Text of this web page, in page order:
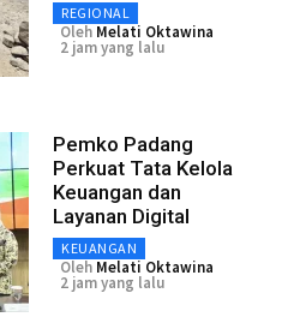
REGIONAL
Oleh Melati Oktawina
2 jam yang lalu
Pemko Padang
Perkuat Tata Kelola
Keuangan dan
Layanan Digital
KEUANGAN
Oleh Melati Oktawina
2 jam yang lalu